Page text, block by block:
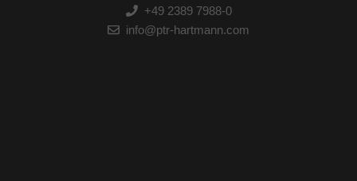
+49 2389 7988-0
info@ptr-hartmann.com